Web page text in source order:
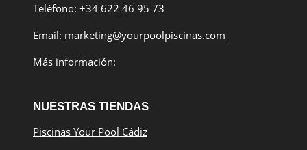
Teléfono: +34 622 46 95 73
Email: marketing@yourpoolpiscinas.com
Más información:
NUESTRAS TIENDAS
Piscinas Your Pool Cádiz